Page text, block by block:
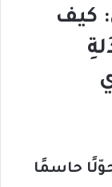
كيف
حاسمًا